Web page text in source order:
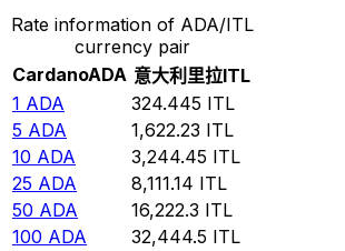
Rate information of ADA/ITL
currency pair
CardanoADA 意大利里拉ITL
1 ADA 324.445 ITL
5 ADA 1,622.23 ITL
10 ADA 3,244.45 ITL
25 ADA 8,111.14 ITL
50 ADA 16,222.3 ITL
100 ADA 32,444.5 ITL